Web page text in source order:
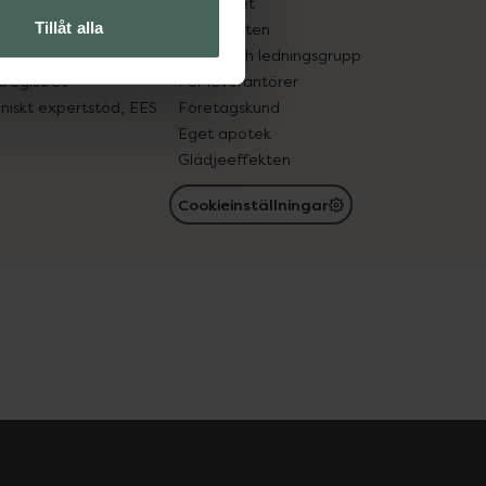
Tillåt alla
in gammal medicin
läkemedel
expertstöd, EES
Samarbeten
Ägare och ledningsgrupp
För leverantörer
Företagskund
Eget apotek
Glädjeeffekten
Cookieinställningar